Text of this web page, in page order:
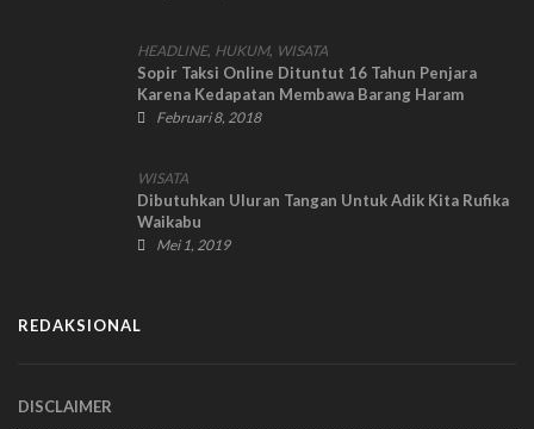
HEADLINE, HUKUM, WISATA
Sopir Taksi Online Dituntut 16 Tahun Penjara
Karena Kedapatan Membawa Barang Haram
Narkoba
Februari 8, 2018
WISATA
Dibutuhkan Uluran Tangan Untuk Adik Kita Rufika
Waikabu
Mei 1, 2019
REDAKSIONAL
DISCLAIMER